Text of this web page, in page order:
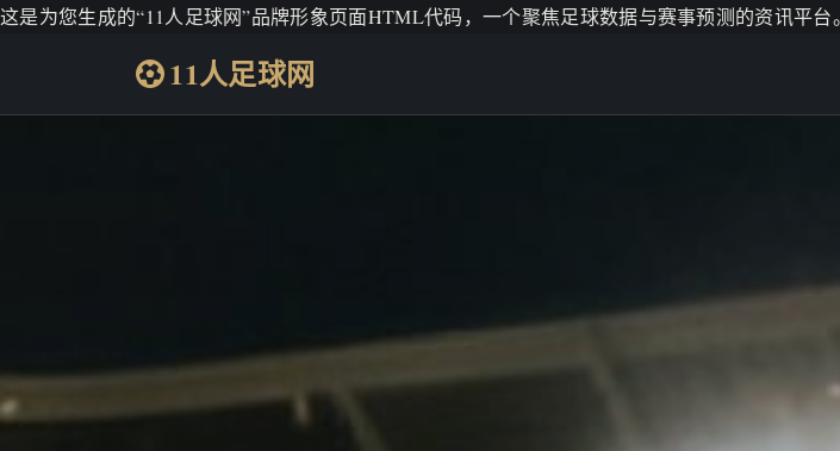
这是为您生成的“11人足球网”品牌形象页面HTML代码，一个聚焦足球数据与赛事预测的资讯平台。
11人足球网